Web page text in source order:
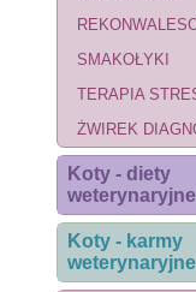
SMAKOŁYKI
TERAPIA
ŻWIREK
Koty - diety
weterynaryjne
Koty - karmy
weterynaryjne